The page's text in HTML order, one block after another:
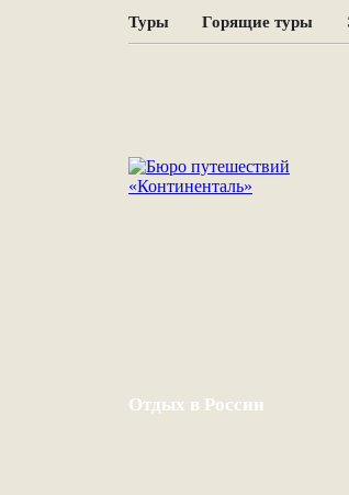
Туры Горящие туры
Отдых в России